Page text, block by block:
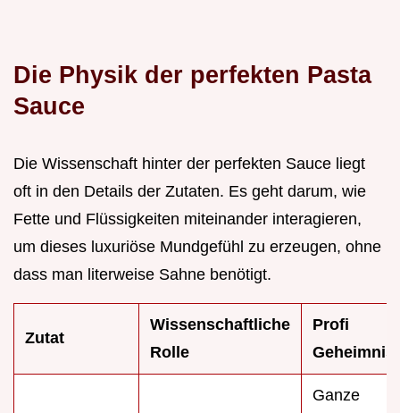
Die Physik der perfekten Pasta
Sauce
Die Wissenschaft hinter der perfekten Sauce liegt
oft in den Details der Zutaten. Es geht darum, wie
Fette und Flüssigkeiten miteinander interagieren,
um dieses luxuriöse Mundgefühl zu erzeugen, ohne
dass man literweise Sahne benötigt.
Zutat
Wissenschaftliche
Rolle
Profi
Geheimnis
Ganze